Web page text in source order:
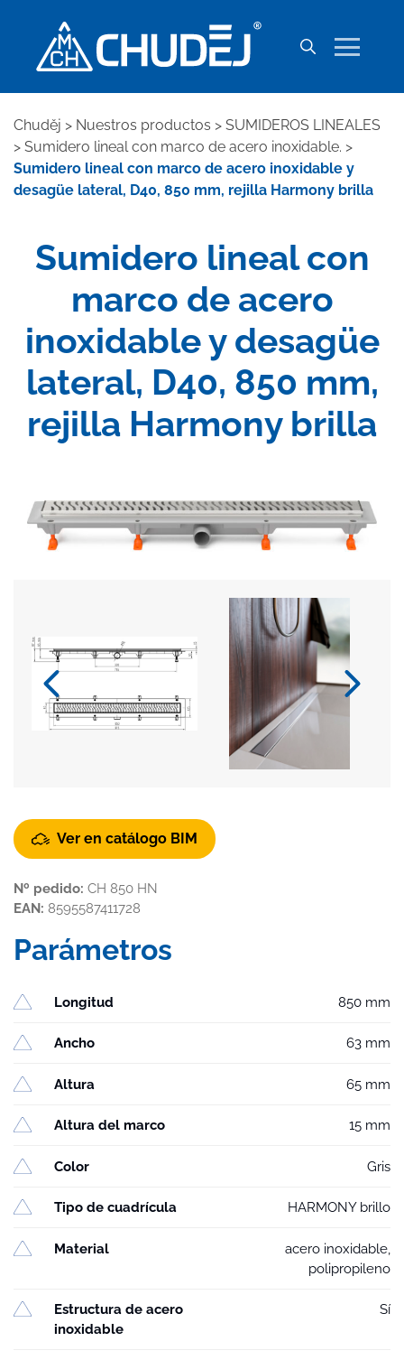
Chuděj > Nuestros productos > SUMIDEROS LINEALES
> Sumidero lineal con marco de acero inoxidable. >
Sumidero lineal con marco de acero inoxidable y
desagüe lateral, D40, 850 mm, rejilla Harmony brilla
Sumidero lineal con
marco de acero
inoxidable y desagüe
lateral, D40, 850 mm,
rejilla Harmony brilla
Ver en catálogo BIM
Nº pedido: CH 850 HN
EAN: 8595587411728
Parámetros
Longitud 850 mm
Ancho 63 mm
Altura 65 mm
Altura del marco 15 mm
Color Gris
Tipo de cuadrícula HARMONY brillo
Material
acero inoxidable,
polipropileno
Estructura de acero
inoxidable
Sí